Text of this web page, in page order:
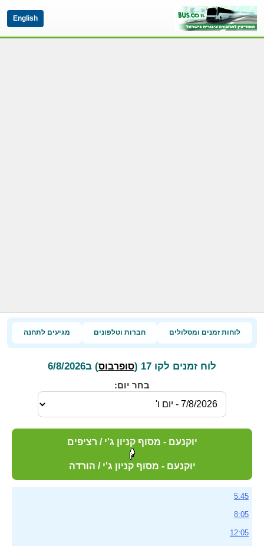
English
לוחות זמנים ומסלולים חברות וטלפונים מגיעים לתחנה
לוח זמנים לקו 17 ( סופרבוס) ב6/8/2026
בחר יום:
יוקנעם - מסוף קניון ג'י / רציפים
יוקנעם - מסוף קניון ג'י / הורדה
5:45
8:05
12:05